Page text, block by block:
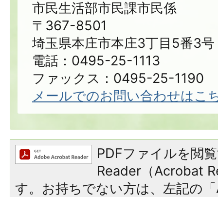
市民生活部市民課市民係
〒367-8501
埼玉県本庄市本庄3丁目5番3号
電話：0495-25-1113
ファックス：0495-25-1190
メールでのお問い合わせはこ
PDFファイルを閲
Reader（Acrobat
す。お持ちでない方は、左記の